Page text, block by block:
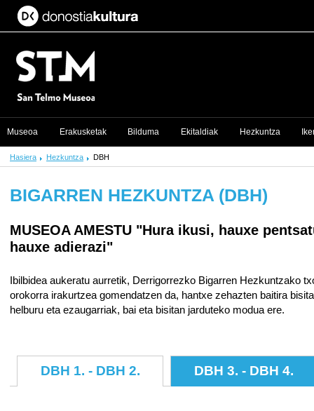
Hasiera Hezkuntza DBH
BIGARREN HEZKUNTZA (DBH)
MUSEOA AMESTU "Hura ikusi, hauxe
hauxe adierazi"
Ibilbidea aukeratu aurretik, Derrigorrezko Bigarren Hezkuntzako
orokorra irakurtzea gomendatzen da, hantxe zehazten baitira
helburu eta ezaugarriak, bai eta bisitan jarduteko modua ere.
DBH 1. - DBH 2. DBH 3. - DBH 4.
Museoa Erakusketak Bilduma Ekitaldiak Hezkuntza